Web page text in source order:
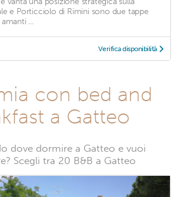
e Porticciolo di Rimini sono due tappe
...
Verifica disponibilità
con bed and
a Gatteo
dove dormire a Gatteo e vuoi
Scegli tra 20 B&B a Gatteo